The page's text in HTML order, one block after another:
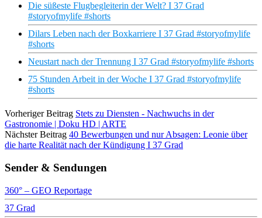
Die süßeste Flugbegleiterin der Welt? I 37 Grad
#storyofmylife #shorts
Dilars Leben nach der Boxkarriere I 37 Grad #storyofmylife
#shorts
Neustart nach der Trennung I 37 Grad #storyofmylife #shorts
75 Stunden Arbeit in der Woche I 37 Grad #storyofmylife
#shorts
Vorheriger Beitrag Stets zu Diensten - Nachwuchs in der
Gastronomie | Doku HD | ARTE
Nächster Beitrag 40 Bewerbungen und nur Absagen: Leonie über
die harte Realität nach der Kündigung I 37 Grad
Sender & Sendungen
360° – GEO Reportage
37 Grad